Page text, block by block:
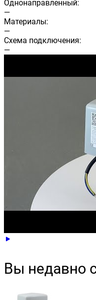
Однонаправленный:
—
Материалы:
—
Схема подключения:
—
Вы недавно